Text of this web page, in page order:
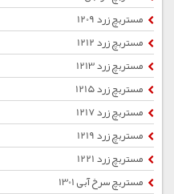
مستربچ زرد 1209
مستربچ زرد 1212
مستربچ زرد 1213
مستربچ زرد 1215
مستربچ زرد 1217
مستربچ زرد 1219
مستربچ زرد 1221
مستربچ سرخ آبی 1301